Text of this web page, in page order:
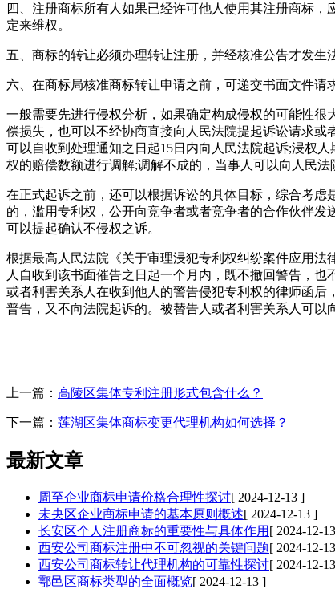
四、注册商标所有人如果已经许可他人使用其注册商标
定来维权。
五、商标的转让必须办理转让注册，并经核准公告才发生
六、在商标局核准商标转让申请之前，可递交书面文件请
一般需要先进行侵权分析，如果确定构成侵权的可能性
偿损失，也可以不经协商直接向人民法院提起诉讼请求
可以自收到处理通知之日起15日内向人民法院起诉;浸权
权的赔偿数额进行调解;调解不成的，当事人可以向人民法
在正式起诉之前，还可以根据诉讼的具体目标，综合考
的，滥用专利权，公开向竞争者或者竞争者的合作伙伴
可以提起确认不侵权之诉。
根据最高人民法院《关于审理浸犯专利权纠纷案件应用
人自收到该书面催告之日起一个月内，既不撤回警告，
或者利害关系人在收到他人的警告侵犯专利权的律师函
普告，又不向法院起诉的。被替告人或者利害关系人可以
上一篇： 高陵区集体专利注册形式包含什么？
下一篇： 莲湖区集体商标变更代理机构如何选择？
最新文章
周至企业商标申请价格合理性探讨[ 2024-12-13 ]
未央区企业商标申请的基本原则概述[ 2024-12-13 ]
长安区个人注册商标的重要性与具体作用 [ 2024-12-
西安公司商标注册中不可忽视的关键问题[ 2024-12-
西安公司商标转让代理机构的可靠性探讨[ 2024-12-
鄠邑区商标类型的全面概览[ 2024-12-13 ]